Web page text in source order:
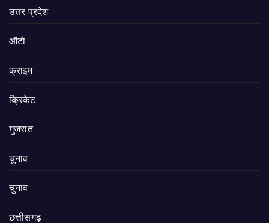
उत्तर प्रदेश
ऑटो
क्राइम
क्रिकेट
गुजरात
चुनाव
चुनाव
छत्तीसगढ़